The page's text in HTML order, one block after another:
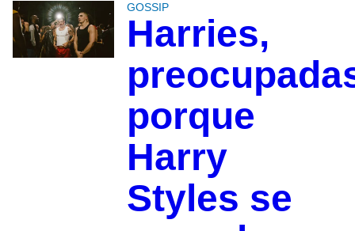
GOSSIP
Harries,
porque
Harry
Styles se